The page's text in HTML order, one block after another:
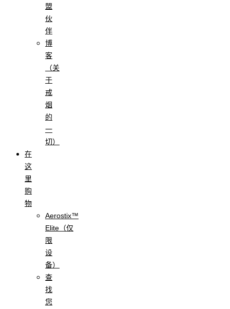
盟
伙
伴
博
客
（关
于
戒
烟
的
一
切）
在
这
里
购
物
Aerostix™
Elite（仅
限
设
备）
查
找
您